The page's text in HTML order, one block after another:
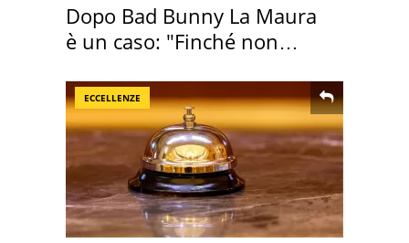
Dopo Bad Bunny La Maura
è un caso: "Finché non
ECCELLENZE